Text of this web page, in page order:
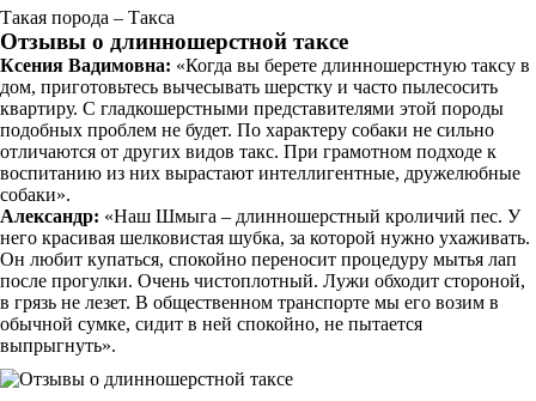
Такая порода – Такса
Отзывы о длинношерстной таксе
Ксения Вадимовна: «Когда вы берете длинношерстную таксу в
дом, приготовьтесь вычесывать шерстку и часто пылесосить
квартиру. С гладкошерстными представителями этой породы
подобных проблем не будет. По характеру собаки не сильно
отличаются от других видов такс. При грамотном подходе к
воспитанию из них вырастают интеллигентные, дружелюбные
собаки».
Александр: «Наш Шмыга – длинношерстный кроличий пес. У
него красивая шелковистая шубка, за которой нужно ухаживать.
Он любит купаться, спокойно переносит процедуру мытья лап
после прогулки. Очень чистоплотный. Лужи обходит стороной,
в грязь не лезет. В общественном транспорте мы его возим в
обычной сумке, сидит в ней спокойно, не пытается
выпрыгнуть».